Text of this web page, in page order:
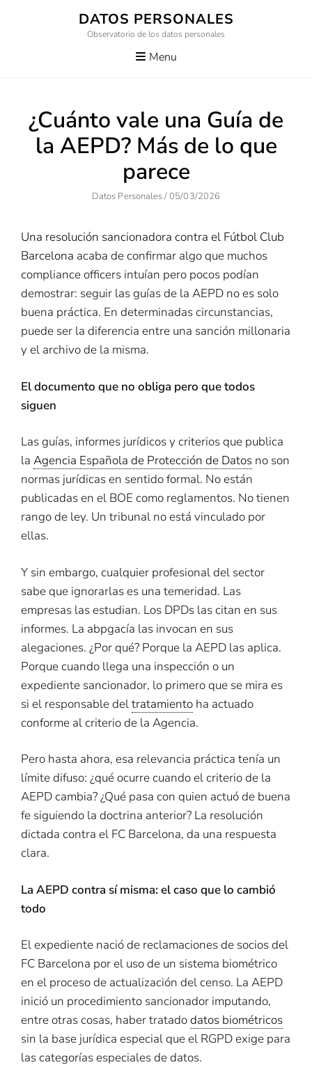
DATOS PERSONALES
Observatorio de los datos personales
Menu
¿Cuánto vale una Guía de
la AEPD? Más de lo que
parece
Author
Datos Personales/Posted
05/03/2026
Una resolución sancionadora contra el Fútbol Club
Barcelona acaba de confirmar algo que muchos
compliance officers intuían pero pocos podían
demostrar: seguir las guías de la AEPD no es solo
buena práctica. En determinadas circunstancias,
puede ser la diferencia entre una sanción millonaria
y el archivo de la misma.
El documento que no obliga pero que todos
siguen
Las guías, informes jurídicos y criterios que publica
la Agencia Española de Protección de Datos no son
normas jurídicas en sentido formal. No están
publicadas en el BOE como reglamentos. No tienen
rango de ley. Un tribunal no está vinculado por
ellas.
Y sin embargo, cualquier profesional del sector
sabe que ignorarlas es una temeridad. Las
empresas las estudian. Los DPDs las citan en sus
informes. La abpgacía las invocan en sus
alegaciones. ¿Por qué? Porque la AEPD las aplica.
Porque cuando llega una inspección o un
expediente sancionador, lo primero que se mira es
si el responsable deltratamiento ha actuado
conforme al criterio de la Agencia.
Pero hasta ahora, esa relevancia práctica tenía un
límite difuso: ¿qué ocurre cuando el criterio de la
AEPD cambia? ¿Qué pasa con quien actuó de buena
fe siguiendo la doctrina anterior? La resolución
dictada contra el FC Barcelona, da una respuesta
clara.
La AEPD contra sí misma: el caso que lo cambió
todo
El expediente nació de reclamaciones de socios del
FC Barcelona por el uso de un sistema biométrico
en el proceso de actualización del censo. La AEPD
inició un procedimiento sancionador imputando,
entre otras cosas, haber tratadodatos biométricos
sin la base jurídica especial que el RGPD exige para
las categorías especiales de datos.